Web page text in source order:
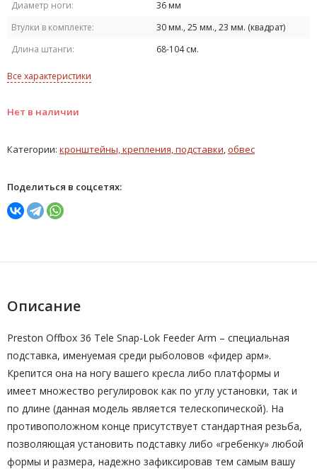
Диаметр ноги:
36 мм
Втулки в комплекте:
30 мм., 25 мм., 23 мм. (квадрат)
Длина штанги:
68-104 см.
Все характеристики
Нет в наличии
Категории: кронштейны, крепления, подставки,обвес
Поделиться в соцсетях:
Описание
Preston Offbox 36 Tele Snap-Lok Feeder Arm – специальная
подставка, именуемая среди рыболовов «фидер арм».
Крепится она на ногу вашего кресла либо платформы и
имеет множество регулировок как по углу установки, так и
по длине (данная модель является телескопической). На
противоположном конце присутствует стандартная резьба,
позволяющая установить подставку либо «гребенку» любой
формы и размера, надежно зафиксировав тем самым вашу